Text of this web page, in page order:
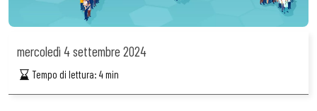
mercoledì 4 settembre 2024
Tempo di lettura:4min